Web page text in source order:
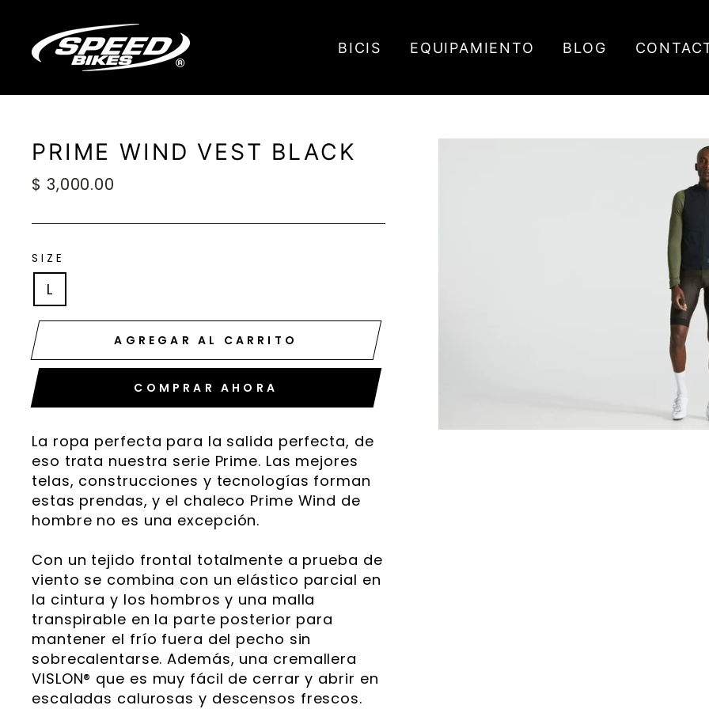
directamente
contenido
BICIS EQUIPAMIENTO BLOG
PRIME WIND VEST BLACK
Precio
$ 3,000.00
SIZE
L
AGREGAR AL CARRITO
COMPRAR AHORA
La ropa perfecta para la salida perfecta, de
eso trata nuestra serie Prime. Las mejores
telas, construcciones y tecnologías forman
estas prendas, y el chaleco Prime Wind de
hombre no es una excepción.
Con un tejido frontal totalmente a prueba de
viento se combina con un elástico parcial en
la cintura y los hombros y una malla
transpirable en la parte posterior para
mantener el frío fuera del pecho sin
sobrecalentarse. Además, una cremallera
VISLON® que es muy fácil de cerrar y abrir en
escaladas calurosas y descensos frescos.